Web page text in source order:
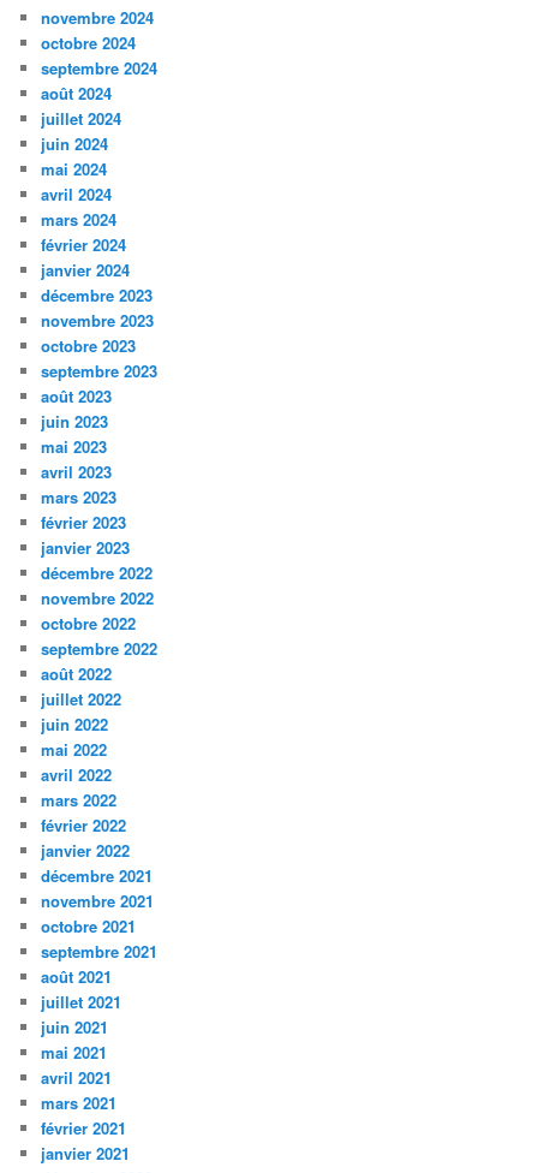
novembre 2024
octobre 2024
septembre 2024
août 2024
juillet 2024
juin 2024
mai 2024
avril 2024
mars 2024
février 2024
janvier 2024
décembre 2023
novembre 2023
octobre 2023
septembre 2023
août 2023
juin 2023
mai 2023
avril 2023
mars 2023
février 2023
janvier 2023
décembre 2022
novembre 2022
octobre 2022
septembre 2022
août 2022
juillet 2022
juin 2022
mai 2022
avril 2022
mars 2022
février 2022
janvier 2022
décembre 2021
novembre 2021
octobre 2021
septembre 2021
août 2021
juillet 2021
juin 2021
mai 2021
avril 2021
mars 2021
février 2021
janvier 2021